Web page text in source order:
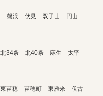
盤渓 伏見 双子山
円山
北34条 北40条 麻生
太平
東苗穂 苗穂町 東雁来
伏古